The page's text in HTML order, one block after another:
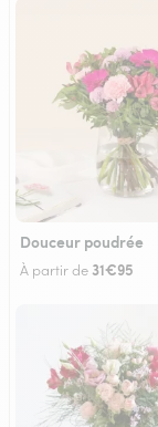
Douceur poudrée
À partir de 31€95